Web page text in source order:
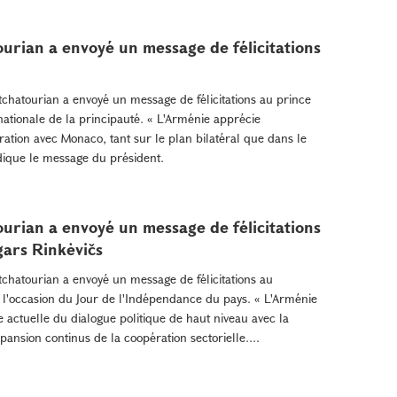
a envoyé un message de félicitations
a envoyé un message de félicitations au prince
de la principauté. « L'Arménie apprécie
avec Monaco, tant sur le plan bilatéral que dans le
le message du président.
a envoyé un message de félicitations
Rinkėvičs
a envoyé un message de félicitations au
du Jour de l'Indépendance du pays. « L'Arménie
du dialogue politique de haut niveau avec la
continus de la coopération sectorielle....